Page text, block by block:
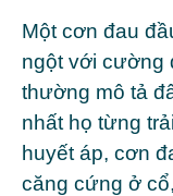
Một cơn đau
ngột với cường
thường mô tả
nhất họ từng
huyết áp, cơn
căng cứng ở